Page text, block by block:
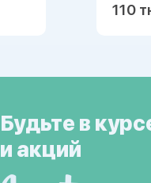
110
Будьте в
и акций